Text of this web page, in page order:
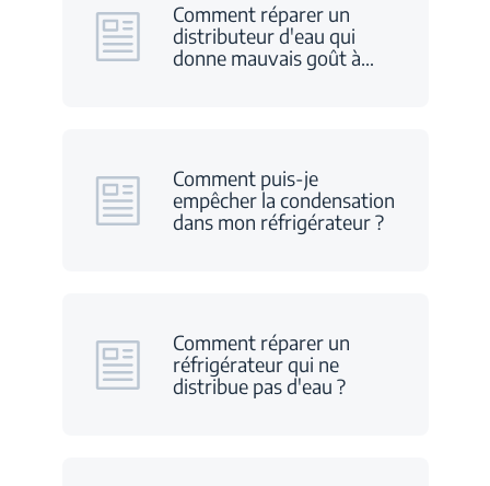
Comment réparer un
distributeur d'eau qui
donne mauvais goût à…
Comment puis-je
empêcher la condensation
dans mon réfrigérateur ?
Comment réparer un
réfrigérateur qui ne
distribue pas d'eau ?